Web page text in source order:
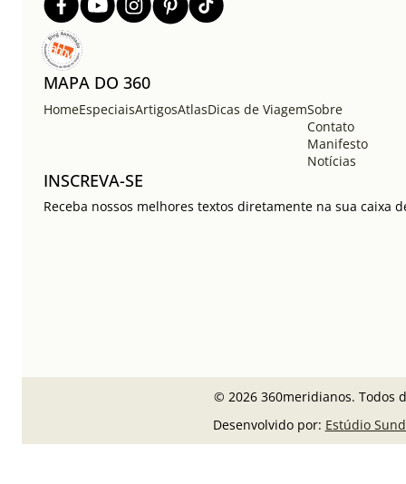
MAPA DO 360
HomeEspeciaisArtigosAtlasDicas de ViagemSobre
Contato
Manifesto
Notícias
INSCREVA-SE
Receba nossos melhores textos diretamente na sua caixa
© 2026 360meridianos. Todos
Desenvolvido por: Estúdio